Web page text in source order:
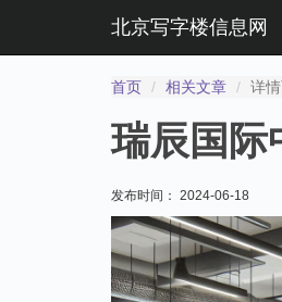
北京写字楼信息网
首页 相关文章 详
瑞辰国际
发布时间： 2024-06-18